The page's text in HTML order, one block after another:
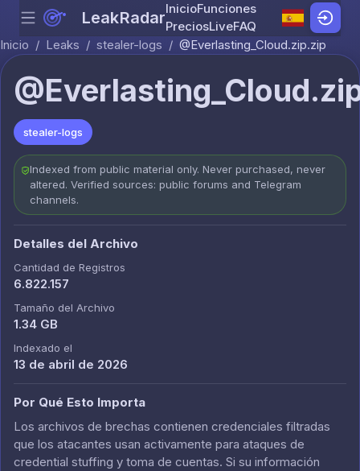
Skip to content
Menu LeakRadarInicioFunciones
PreciosLiveFAQ
Inicio / Leaks / stealer-logs / @Everlasting_Cloud.zip.zip
stealer-logs
Indexed from public material only. Never purchased, never
altered. Verified sources: public forums and Telegram
channels.
Detalles del Archivo
Cantidad de Registros
6.822.157
Tamaño del Archivo
1.34 GB
Indexado el
13 de abril de 2026
Por Qué Esto Importa
Los archivos de brechas contienen credenciales filtradas
que los atacantes usan activamente para ataques de
credential stuffing y toma de cuentas. Si su información